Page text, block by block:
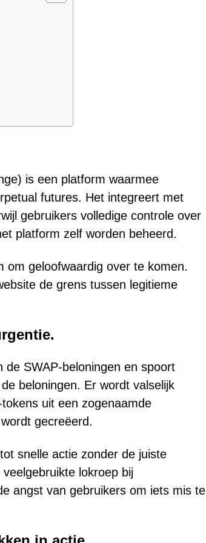
is een platform waarmee
futures. Het integreert met
gebruikers volledige controle over
platform zelf worden beheerd.
om geloofwaardig over te komen.
de grens tussen legitieme
de SWAP-beloningen en spoort
beloningen. Er wordt valselijk
uit een zogenaamde
gecreëerd.
snelle actie zonder de juiste
lokroep bij
angst van gebruikers om iets mis te